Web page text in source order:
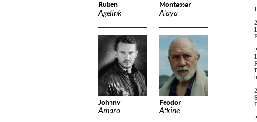
Ruben
Agelink
Montassar
Alaya
Johnny
Amaro
Féodor
Atkine